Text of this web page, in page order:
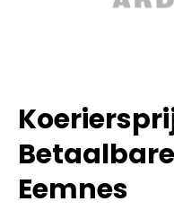
Eemnes